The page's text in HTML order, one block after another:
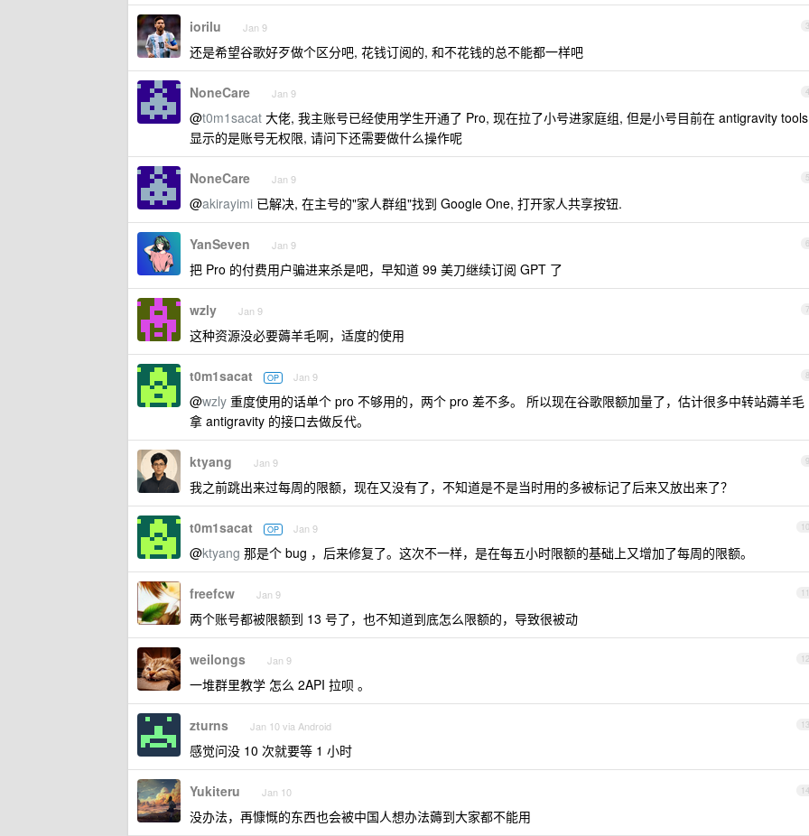
3
iorilu Jan 9
还是希望谷歌好歹做个区分吧, 花钱订阅的, 和不花钱的总不能都一样吧
4
NoneCare Jan 9
@t0m1sacat 大佬, 我主账号已经使用学生开通了 Pro, 现在拉了小号进家庭组, 但是小号目前在 antigravity tools
显示的是账号无权限, 请问下还需要做什么操作呢
5
NoneCare Jan 9
@akirayimi 已解决, 在主号的"家人群组"找到 Google One, 打开家人共享按钮.
6
YanSeven Jan 9
把 Pro 的付费用户骗进来杀是吧，早知道 99 美刀继续订阅 GPT 了
7
wzly Jan 9
这种资源没必要薅羊毛啊，适度的使用
8
t0m1sacat OP Jan 9
@wzly 重度使用的话单个 pro 不够用的，两个 pro 差不多。 所以现在谷歌限额加量了，估计很多中转站薅羊毛
拿 antigravity 的接口去做反代。
9
ktyang Jan 9
我之前跳出来过每周的限额，现在又没有了，不知道是不是当时用的多被标记了后来又放出来了？
10
t0m1sacat OP Jan 9
@ktyang 那是个 bug ，后来修复了。这次不一样，是在每五小时限额的基础上又增加了每周的限额。
11
freefcw Jan 9
两个账号都被限额到 13 号了，也不知道到底怎么限额的，导致很被动
12
weilongs Jan 9
一堆群里教学 怎么 2API 拉呗 。
13
zturns Jan 10 via Android
感觉问没 10 次就要等 1 小时
14
Yukiteru Jan 10
没办法，再慷慨的东西也会被中国人想办法薅到大家都不能用